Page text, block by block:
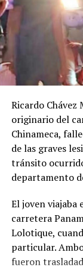
el
sido
—
la
Ricardo
originario del
Chinameca,
de las graves
tránsito
departamento
El joven
carretera
Lolotique,
particular.
fueron